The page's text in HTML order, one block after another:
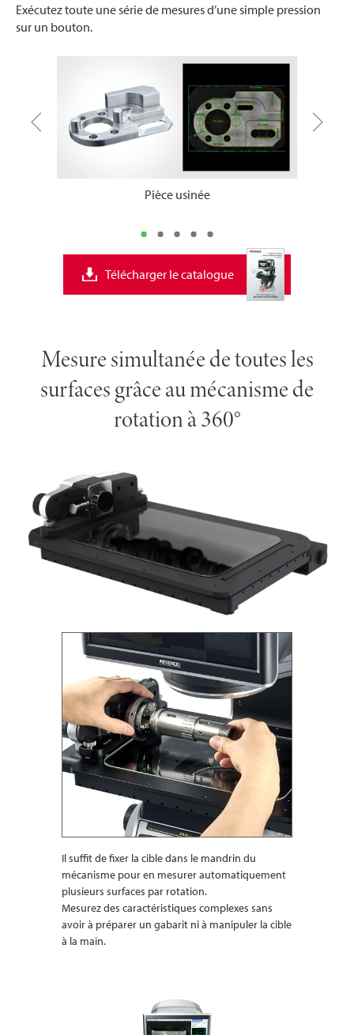
Exécutez toute une série de mesures d’une simple pression
sur un bouton.
Pièce usinée
Télécharger le catalogue
Mesure simultanée de toutes les
surfaces grâce au mécanisme de
rotation à 360°
Il suffit de fixer la cible dans le mandrin du
mécanisme pour en mesurer automatiquement
plusieurs surfaces par rotation.
Mesurez des caractéristiques complexes sans
avoir à préparer un gabarit ni à manipuler la cible
à la main.